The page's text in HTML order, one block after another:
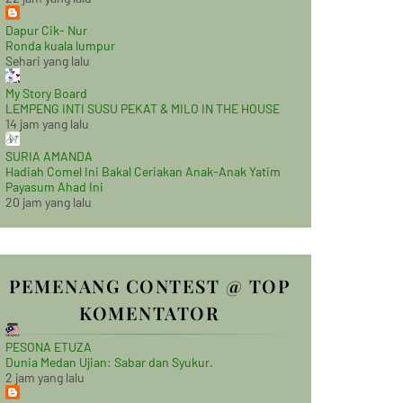
Dapur Cik- Nur
Ronda kuala lumpur
Sehari yang lalu
My Story Board
LEMPENG INTI SUSU PEKAT & MILO IN THE HOUSE
14 jam yang lalu
SURIA AMANDA
Hadiah Comel Ini Bakal Ceriakan Anak-Anak Yatim
Payasum Ahad Ini
20 jam yang lalu
PEMENANG CONTEST @ TOP
KOMENTATOR
PESONA ETUZA
Dunia Medan Ujian: Sabar dan Syukur.
2 jam yang lalu